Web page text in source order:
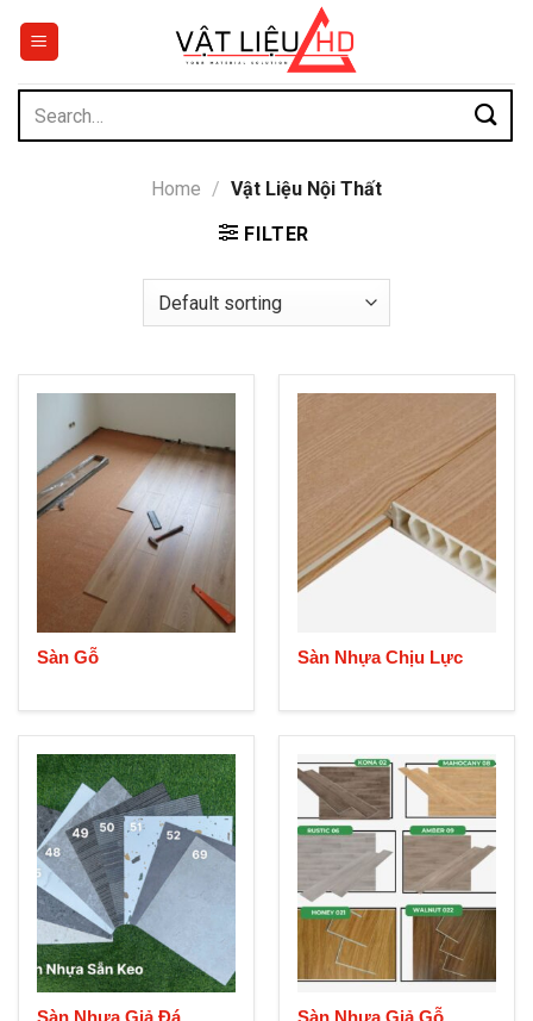
dung
for:
Home / Vật Liệu Nội Thất
FILTER
Sàn Gỗ Sàn Nhựa Chịu Lực